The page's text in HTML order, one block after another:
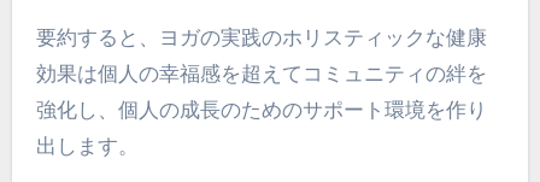
要約すると、ヨガの実践のホリスティックな健康
効果は個人の幸福感を超えてコミュニティの絆を
強化し、個人の成長のためのサポート環境を作り
出します。